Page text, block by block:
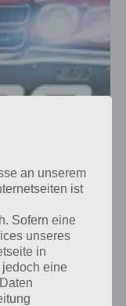
UND
Creative
gewünscht
bestreiten, der
an unserem
ist
Sofern eine
unseres
in
eine